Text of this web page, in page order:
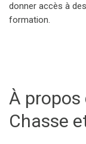
donner accès à
formation.
À propos
Chasse